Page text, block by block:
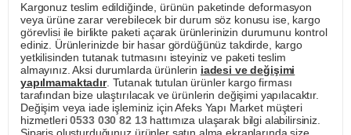
Kargonuz teslim edildiğinde, ürünün paketinde deformasyon
veya ürüne zarar verebilecek bir durum söz konusu ise, kargo
görevlisi ile birlikte paketi açarak ürünlerinizin durumunu kontrol
ediniz. Ürünlerinizde bir hasar gördüğünüz takdirde, kargo
yetkilisinden tutanak tutmasını isteyiniz ve paketi teslim
almayınız. Aksi durumlarda ürünlerin iadesi ve değişimi
yapılmamaktadır. Tutanak tutulan ürünler kargo firması
tarafından bize ulaştırılacak ve ürünlerin değişimi yapılacaktır.
Değişim veya iade işleminiz için Afeks Yapı Market müşteri
hizmetleri0533 030 82 13hattımıza ulaşarak bilgi alabilirsiniz.